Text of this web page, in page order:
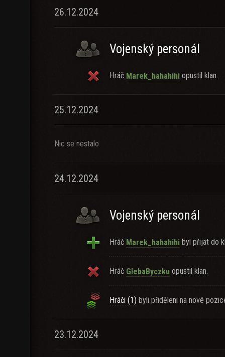
26.12.2024
Vojenský personál
Hráč Marek_hahahihi opustil klan.
25.12.2024
Nic se nestalo
24.12.2024
Vojenský personál
Hráč Marek_hahahihi byl přijat do
Hráč GlebaByczku opustil klan.
Hráči (1) byli přiděleni na nové
23.12.2024